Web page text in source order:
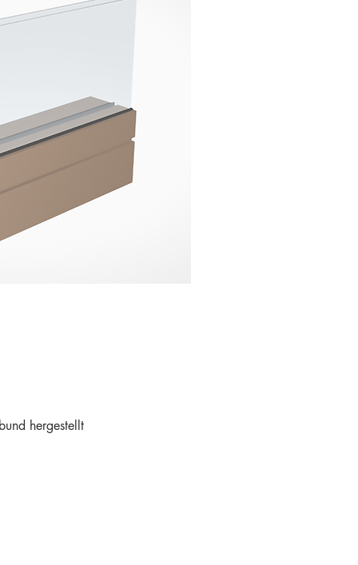
hergestellt